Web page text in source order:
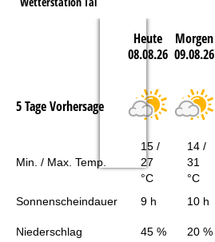
Heute
08.08.26
Morgen
09.08.26
5 Tage Vorhersage
Min. / Max. Temp.
15 /
27
°C
14 /
31
°C
Sonnenscheindauer
9 h 10 h
Niederschlag 45 % 20 %